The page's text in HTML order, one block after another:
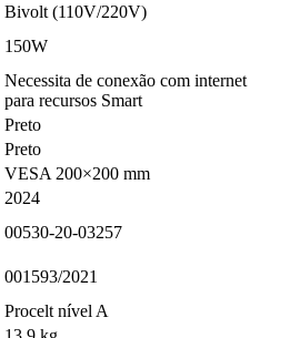
Bivolt (110V/220V)
150W
Necessita de conexão com internet
para recursos Smart
Preto
Preto
VESA 200×200 mm
2024
00530-20-03257
001593/2021
Procelt nível A